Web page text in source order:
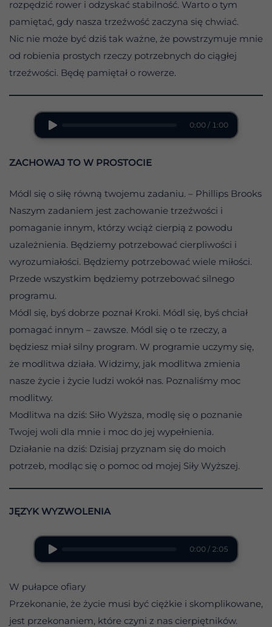
rozpędzić rower i odzyskać stabilność. Warto o tym
pamiętać, gdy nasza trzeźwość zaczyna się chwiać.
Nic nie może być dziś tak ważne, że powstrzymuje mnie
od robienia prostych rzeczy potrzebnych do ciągłej
trzeźwości. Będę pamiętał o rowerze.
0:00 / 1:00
ZACHOWAJ TO W PROSTOCIE
Módl się o siłę równą twojemu zadaniu. – Phillips Brooks
Naszym zadaniem jest zachowanie trzeźwości i
pomaganie innym, którzy wciąż cierpią z powodu
uzależnienia. Będziemy potrzebować cierpliwości i
wyrozumiałości. Będziemy potrzebować wiele miłości.
Przede wszystkim będziemy potrzebować silnego
programu.
Módl się, byś dobrze poznał Kroki. Módl się, byś chciał
pomagać innym – zawsze. Módl się o te rzeczy, a
będziesz miał silny program. W programie uczymy się,
że modlitwa działa. Widzimy, jak modlitwa zmienia
nasze życie i życie ludzi wokół nas. Poznaliśmy moc
modlitwy.
Modlitwa na dziś: Siło Wyższa, modlę się o poznanie
Twojej woli dla mnie i moc do jej wypełnienia.
Działanie na dziś: Dzisiaj przyznam się do moich
potrzeb, modląc się o pomoc od mojej Siły Wyższej.
JĘZYK WYZWOLENIA
0:00 / 2:05
W pułapce ofiary
Przekonanie, że życie musi być ciężkie i skomplikowane,
jest przekonaniem, które czyni z nas cierpiętników.